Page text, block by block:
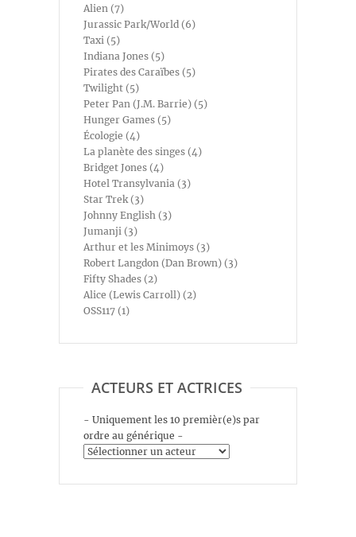
Alien (7)
Jurassic Park/World (6)
Taxi (5)
Indiana Jones (5)
Pirates des Caraïbes (5)
Twilight (5)
Peter Pan (J.M. Barrie) (5)
Hunger Games (5)
Écologie (4)
La planète des singes (4)
Bridget Jones (4)
Hotel Transylvania (3)
Star Trek (3)
Johnny English (3)
Jumanji (3)
Arthur et les Minimoys (3)
Robert Langdon (Dan Brown) (3)
Fifty Shades (2)
Alice (Lewis Carroll) (2)
OSS117 (1)
ACTEURS ET ACTRICES
- Uniquement les 10 premièr(e)s par
ordre au générique -